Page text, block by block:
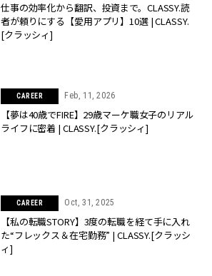
仕事の効率化から翻訳、投資まで。CLASSY.読
者が頼りにする【愛用アプリ】10選 | CLASSY.
[クラッシィ]
CAREER Feb, 11, 2026
【夢は40歳でFIRE】29歳マーケ職女子のリアル
ライフに密着 | CLASSY.[クラッシィ]
CAREER Oct, 31, 2025
【私の転職STORY】3度の転職を経て手に入れ
た“フレックス＆在宅勤務” | CLASSY.[クラッシ
ィ]